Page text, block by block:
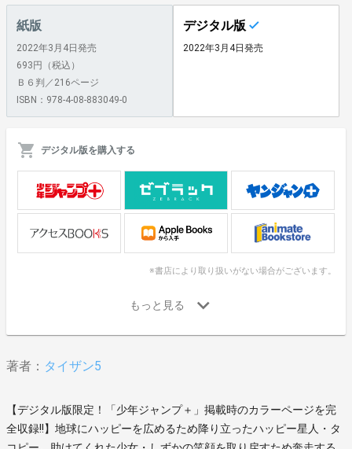
紙版
2022年3月4日発売
693円（税込）
Ｂ６判／216ページ
ISBN：978-4-08-883049-0
デジタル版
2022年3月4日発売
デジタル版を購入する
※書店により取り扱いがない場合がございます。
著者： タイザン5
【デジタル版限定！「少年ジャンプ＋」掲載時のカラーページを完
全収録!!】地球にハッピーを広めるため降り立ったハッピー星人・タ